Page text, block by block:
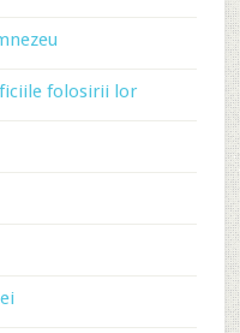
folosirii lor